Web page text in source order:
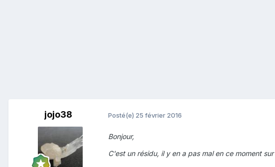
jojo38 Posté(e) 25 février 2016
Bonjour,
C'est un résidu, il y en a pas mal en ce moment sur